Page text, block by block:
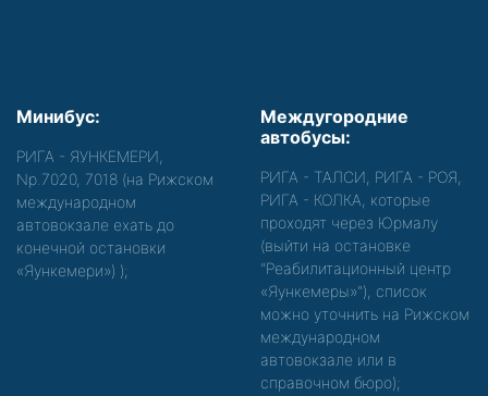
Минибус:
РИГА - ЯУНКЕМЕРИ,
Nр.7020, 7018 (на Рижском
международном
автовокзале ехать до
конечной остановки
«Яункемери») );
Междугородние
автобусы:
РИГА - ТАЛСИ, РИГА - РОЯ,
РИГА - КОЛКА, которые
проходят через Юрмалу
(выйти на остановке
"Реабилитационный центр
«Яункемеры»"), список
можно уточнить на Рижском
международном
автовокзале или в
справочном бюро);